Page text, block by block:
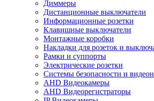
Диммеры
Дистанционные выключатели
Информационные розетки
Клавишные выключатели
Монтажные коробки
Накладки для розеток и
Рамки и суппорты
Электрические розетки
Системы безопасности и
AHD Видеокамеры
AHD Видеорегистраторы